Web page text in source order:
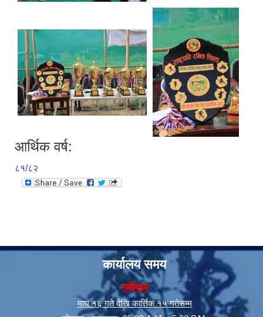
आर्थिक वर्ष:
८१/८२
कार्यालय समय
गर्मीयाम
माघ १६ गते देखि कार्त्तिक १५ गतेसम्म